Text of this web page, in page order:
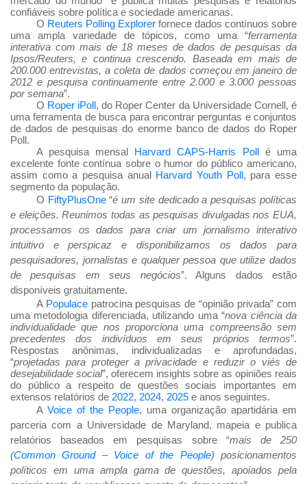
confiáveis sobre política e sociedade americanas.
O Reuters Polling Explorerfornece dados contínuos sobre
uma ampla variedade de tópicos, como uma “ferramenta
interativa com mais de 18 meses de dados de pesquisas da
Ipsos/Reuters, e continua crescendo. Baseada em mais de
200.000 entrevistas, a coleta de dados começou em janeiro de
2012 e pesquisa continuamente entre 2.000 e 3.000 pessoas
por semana”.
O Roper iPoll, do Roper Center da Universidade Cornell, é
uma ferramenta de busca para encontrar perguntas e conjuntos
de dados de pesquisas do enorme banco de dados do Roper
Poll.
A pesquisa mensal Harvard CAPS-Harris Pollé uma
excelente fonte contínua sobre o humor do público americano,
assim como a pesquisa anual Harvard Youth Poll, para esse
segmento da população.
O FiftyPlusOne“é um site dedicado a pesquisas políticas
e eleições. Reunimos todas as pesquisas divulgadas nos EUA,
processamos os dados para criar um jornalismo interativo
intuitivo e perspicaz e disponibilizamos os dados para
pesquisadores, jornalistas e qualquer pessoa que utilize dados
de pesquisas em seus negócios”. Alguns dados estão
disponíveis gratuitamente.
A Populacepatrocina pesquisas de “opinião privada” com
uma metodologia diferenciada, utilizando uma “nova ciência da
individualidade que nos proporciona uma compreensão sem
precedentes dos indivíduos em seus próprios termos”.
Respostas anônimas, individualizadas e aprofundadas,
“projetadas para proteger a privacidade e reduzir o viés de
desejabilidade social”, oferecem insights sobre as opiniões reais
do público a respeito de questões sociais importantes em
extensos relatórios de 2022, 2024, 2025 e anos seguintes.
A Voice of the People, uma organização apartidária em
parceria com a Universidade de Maryland, mapeia e publica
relatórios baseados em pesquisas sobre “mais de 250
(Common Ground – Voice of the People) posicionamentos
políticos em uma ampla gama de questões, apoiados pela